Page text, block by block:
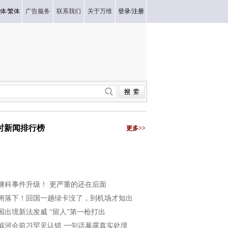
/繁体 广告服务 联系我们 关于万维 登录/注册
新闻排行榜 更多>>
科事件升级！ 更严重的还在后面
落下！回国一趟绿卡没了，到机场才知出
出境新法发威 “留人”第一枪打出
河会前习罕见认错 一句话暴露真实处境